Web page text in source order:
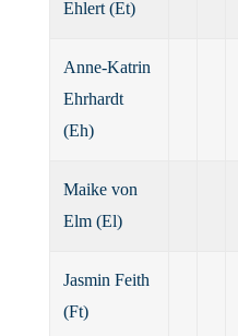
Ehlert (Et)
Anne-Katrin
Ehrhardt
(Eh)
Maike von
Elm (El)
Jasmin Feith
(Ft)